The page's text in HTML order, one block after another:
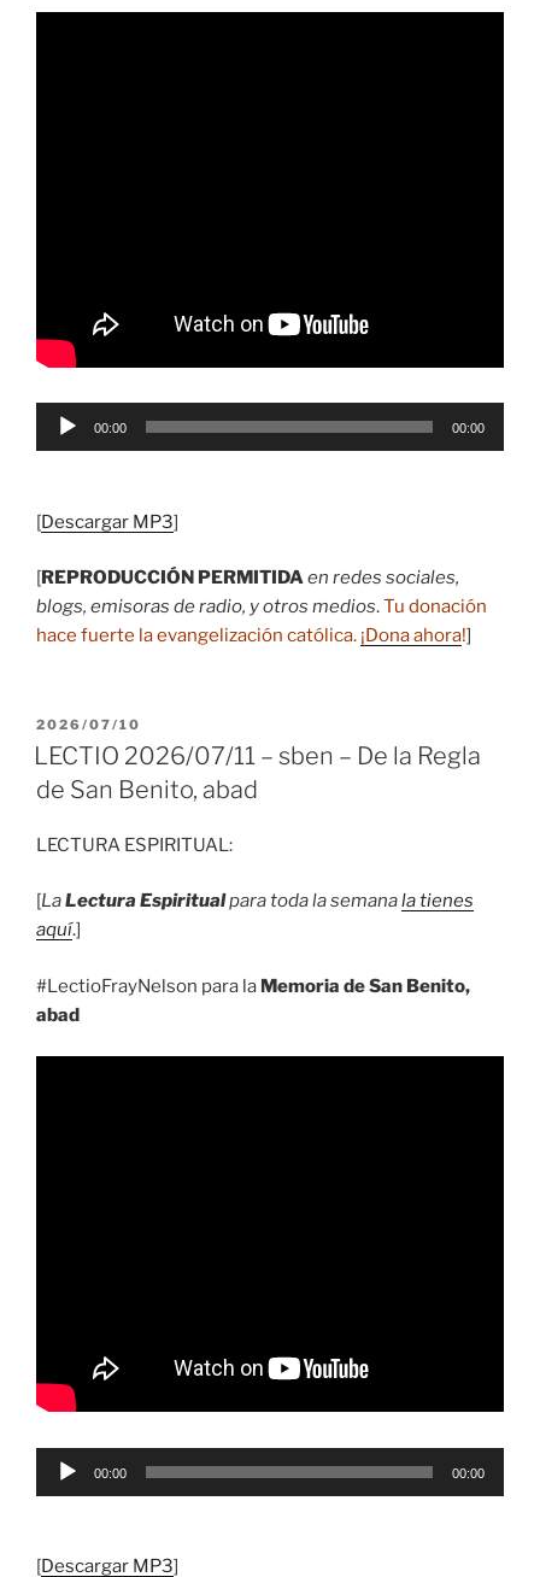
Reproductor
00:00 00:00
[Descargar MP3]
[REPRODUCCIÓN PERMITIDAen redes sociales,
blogs, emisoras de radio, y otros medios.Tu donación
hace fuerte la evangelización católica. ¡Dona ahora!]
PUBLICADO
EL
2026/07/10
LECTIO 2026/07/11 – sben – De la Regla
de San Benito, abad
LECTURA ESPIRITUAL:
[LaLectura Espiritualpara toda la semanala tienes
aquí.]
#LectioFrayNelson para la Memoria de San Benito,
abad
Reproductor
00:00 00:00
[Descargar MP3]